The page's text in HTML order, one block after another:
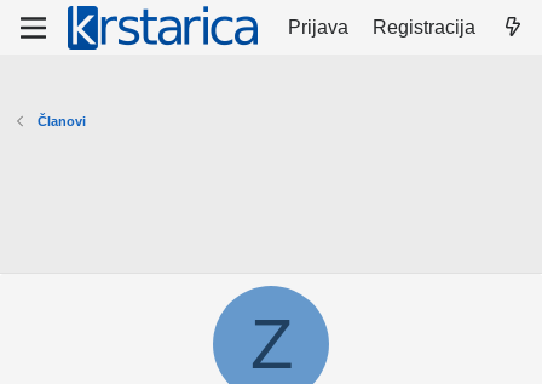
Prijava Registracija
Članovi
Z